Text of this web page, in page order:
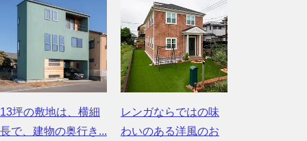
13坪の敷地は、横細
長で、建物の奥行き...
レンガならではの味
わいのある洋風のお